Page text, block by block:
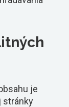
je
stránky